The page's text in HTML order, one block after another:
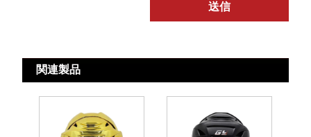
送信
関連製品